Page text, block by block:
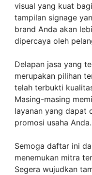
visual yang kuat
tampilan signage
brand Anda akan
dipercaya oleh
Delapan jasa yang
merupakan pilihan
telah terbukti
Masing-masing
layanan yang dapat
promosi usaha Anda.
Semoga daftar ini
menemukan mitra
Segera wujudkan